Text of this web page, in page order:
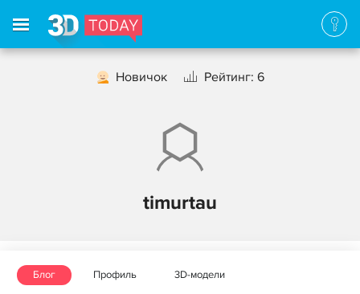
Новичок Рейтинг: 6
timurtau
Блог Профиль 3D-модели